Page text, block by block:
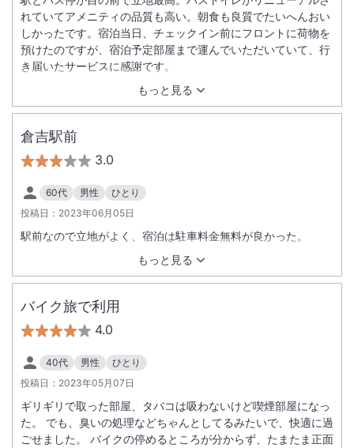
もっと見る
れていてアメニティの品質も高い。朝食も良質でたいへんおい
しかったです。宿泊当日、チェックイン前にフロントに荷物を
預けたのですが、宿泊予定部屋まで運んでいただいていて、行
き届いたサービスに感謝です。
倉吉駅前
3.0
60代 男性
ひとり
投稿日： 2023年06月05日
もっと見る
駅前なので立地がよく、宿泊は駐車料金無料が良かった。
バイク旅で利用
4.0
40代 男性
ひとり
投稿日： 2023年05月07日
ギリギリで取った部屋、タバコは吸わないけど喫煙部屋になっ
た。 でも、臭いの処理などちゃんとしてるみたいで、快適に過
ごせました。 バイクの停めるところが分からず、たまたま正面